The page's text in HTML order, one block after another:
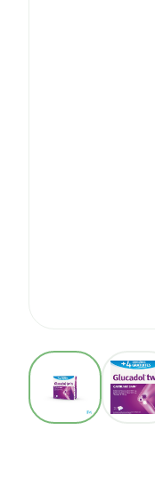
View larger